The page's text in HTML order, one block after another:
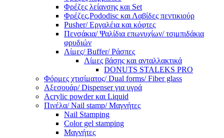
Φρέζες λείανσης και Set
Φρέζες,Pododisc και Λαβίδες πεντικιούρ
Pusher/ Εργαλέια και κόφτες
Πενσάκια/ Ψαλίδια επωνυχίων/ τσιμπιδάκια
φρυδιών
Λίμες/ Buffer/ Ράσπες
Λίμες βάσης και ανταλλακτικά
DONUTS STALEKS PRO
Φόρμες χτισίματος/ Dual forms/ Fiber glass
Αξεσουάρ/ Dispenser για υγρά
Acrylic powder και Liquid
Πινέλα/ Nail stamp/ Μαγνήτες
Nail Stamping
Color gel stamping
Μαγνήτες